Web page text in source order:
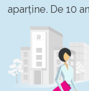
aparține. De 10